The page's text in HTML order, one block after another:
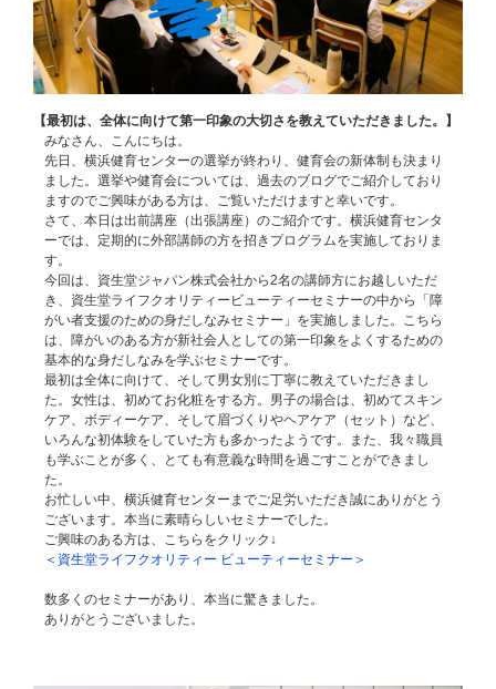
【最初は、全体に向けて第一印象の大切さを教えていただきました。】
みなさん、こんにちは。
先日、横浜健育センターの選挙が終わり、健育会の新体制も決まり
ました。選挙や健育会については、過去のブログでご紹介しており
ますのでご興味がある方は、ご覧いただけますと幸いです。
さて、本日は出前講座（出張講座）のご紹介です。横浜健育センタ
ーでは、定期的に外部講師の方を招きプログラムを実施しておりま
す。
今回は、資生堂ジャパン株式会社から2名の講師方にお越しいただ
き、資生堂ライフクオリティービューティーセミナーの中から「障
がい者支援のための身だしなみセミナー」を実施しました。こちら
は、障がいのある方が新社会人としての第一印象をよくするための
基本的な身だしなみを学ぶセミナーです。
最初は全体に向けて、そして男女別に丁寧に教えていただきまし
た。女性は、初めてお化粧をする方。男子の場合は、初めてスキン
ケア、ボディーケア、そして眉づくりやヘアケア（セット）など、
いろんな初体験をしていた方も多かったようです。また、我々職員
も学ぶことが多く、とても有意義な時間を過ごすことができまし
た。
お忙しい中、横浜健育センターまでご足労いただき誠にありがとう
ございます。本当に素晴らしいセミナーでした。
ご興味のある方は、こちらをクリック↓
＜資生堂ライフクオリティー ビューティーセミナー＞
数多くのセミナーがあり、本当に驚きました。
ありがとうございました。